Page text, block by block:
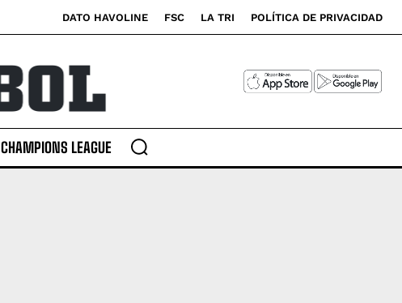
DATO HAVOLINE FSC LA TRI POLÍTICA DE PRIVACIDAD
LEAGUE